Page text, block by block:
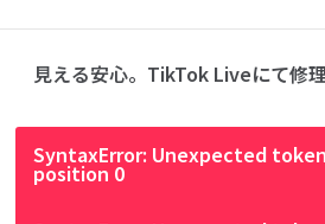
見える安心。TikTok Liveにて修
SyntaxError: Unexpected
position 0